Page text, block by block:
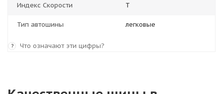
Индекс Скорости T
Тип автошины легковые
? Что означают эти цифры?